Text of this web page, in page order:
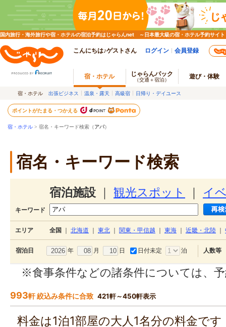
国内旅行・海外旅行や宿・ホテルの宿泊予約はじゃらんnet ～日本最大級の宿・ホテル予約サイト
こんにちは♪ゲストさん ログイン 会員登録
宿・ホテル じゃらんパック
（交通＋宿泊） 遊び・体験
宿・ホテル 出張ビジネス 温泉・露天 高級宿 日帰り・デイユース
ポイントがたまる・つかえる
宿・ホテル > 宿名・キーワード検索（アパ）
宿名・キーワード検索
宿泊施設 観光スポット イ
キーワード
エリア 全国 北海道 東北 関東・甲信越 東海 近畿・北陸
宿泊日 年 月 日 日付未定 泊 人数等
※食事条件などの諸条件については、
993軒 絞込み条件に合致 421軒～450軒表示
料金は1泊1部屋の大人1名分の料金で